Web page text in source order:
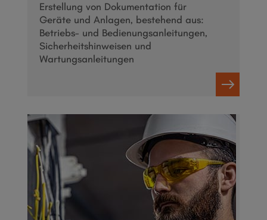
Erstellung von Dokumentation für
Geräte und Anlagen, bestehend aus:
Betriebs- und Bedienungsanleitungen,
Sicherheitshinweisen und
Wartungsanleitungen